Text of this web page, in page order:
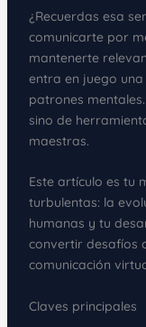
¿Recuerdas esa
comunicarte por
mantenerte
entra en juego
patrones
sino de
maestras.
Este artículo es tu
turbulentas: la
humanas y tu
convertir desafíos
comunicación
Claves principales